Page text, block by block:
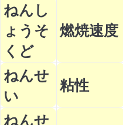
ねんし
ょうそ
くど
燃焼速度
ねんせ
い
粘性
ねんせ